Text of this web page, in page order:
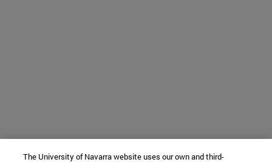
The University of Navarra website uses our own and third-